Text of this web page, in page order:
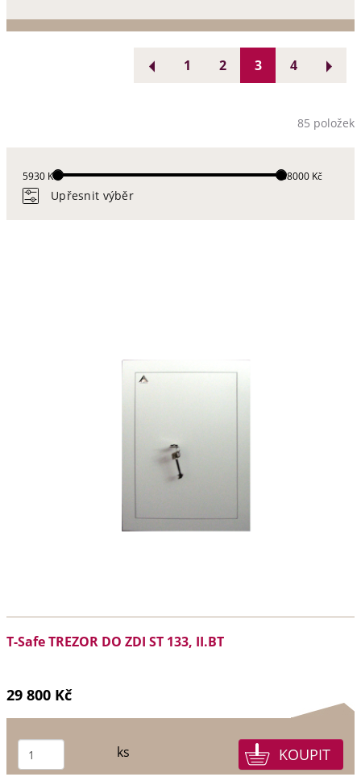
1 2 3 4
85 položek
Upřesnit výběr
5930 Kč 88000 Kč
T-Safe TREZOR DO ZDI ST 133, II.BT
29 800 Kč
ks